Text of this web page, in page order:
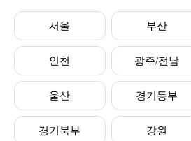
서울 부산
인천 광주/전남
울산 경기동부
경기북부 강원